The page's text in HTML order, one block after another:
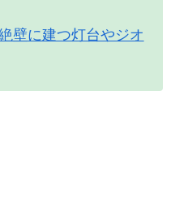
壁に建つ灯台やジオ